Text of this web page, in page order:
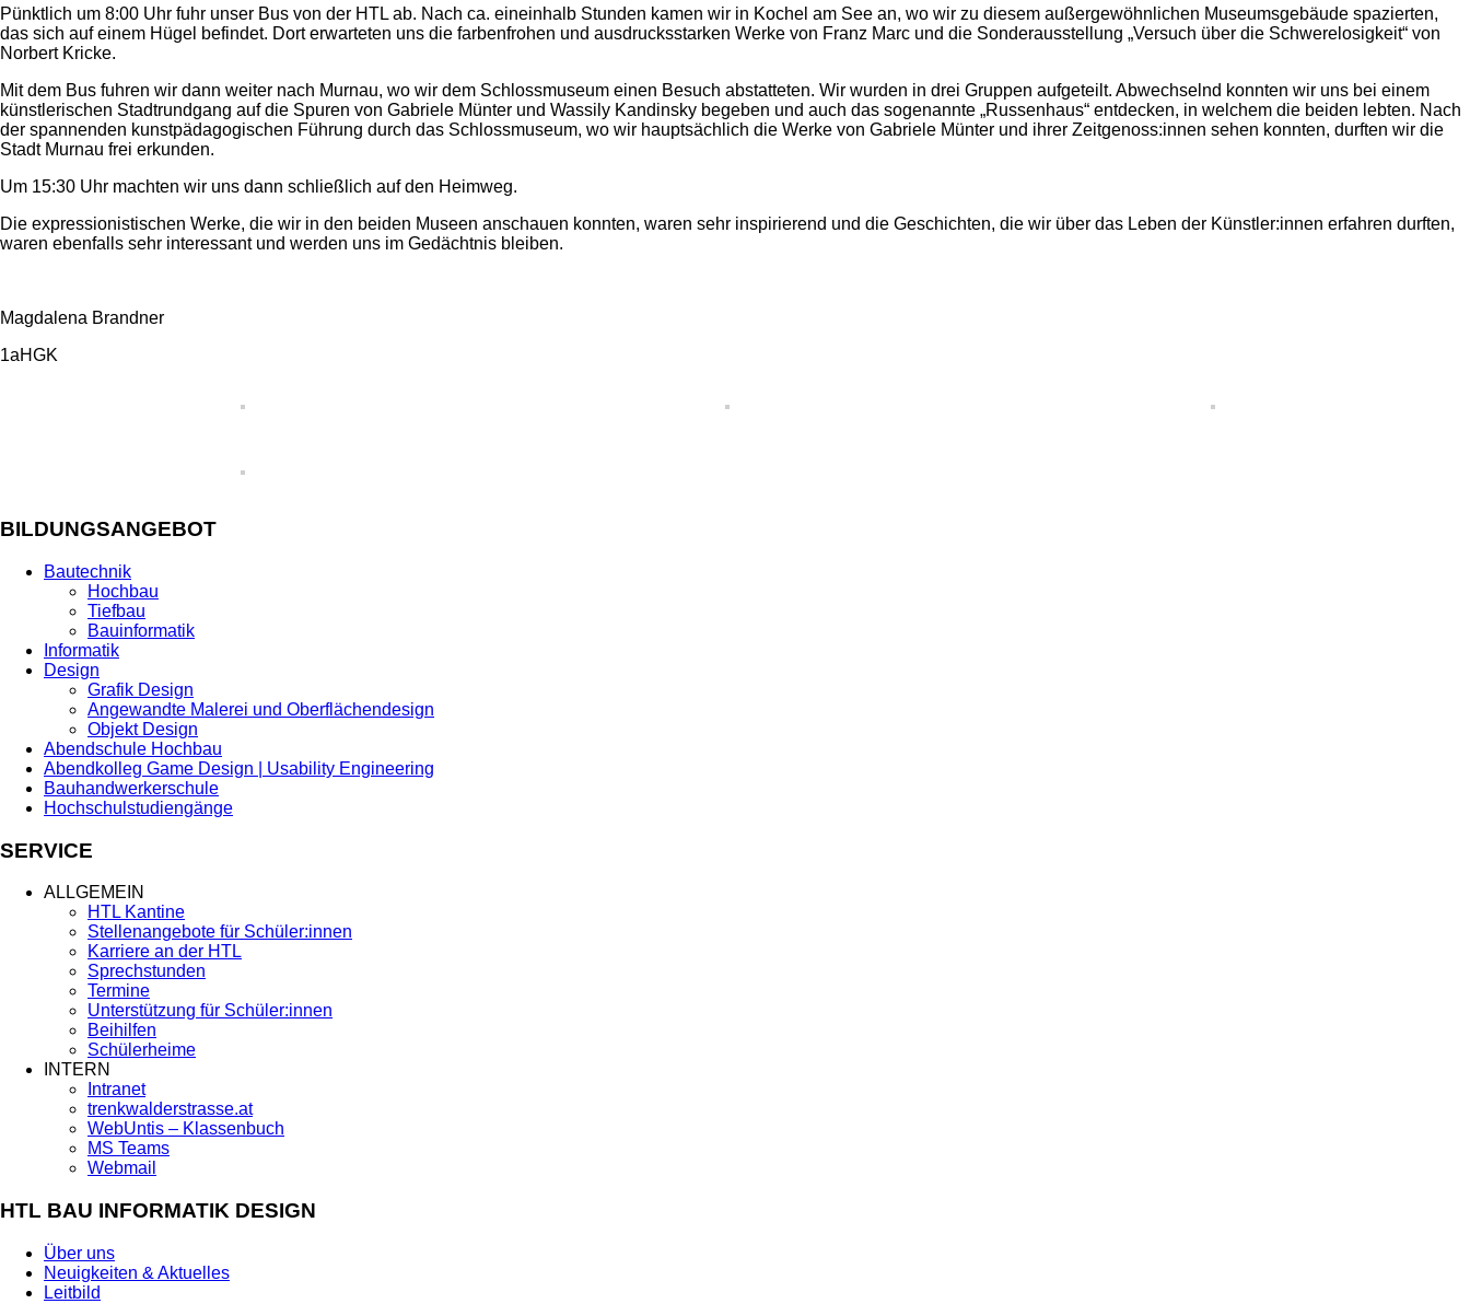
Pünktlich um 8:00 Uhr fuhr unser Bus von der HTL ab. Nach ca. eineinhalb Stunden kamen wir in Kochel am See an, wo wir zu diesem außergewöhnlichen Museumsgebäude spazierten,
das sich auf einem Hügel befindet. Dort erwarteten uns die farbenfrohen und ausdrucksstarken Werke von Franz Marc und die Sonderausstellung „Versuch über die Schwerelosigkeit“ von
Norbert Kricke.
Mit dem Bus fuhren wir dann weiter nach Murnau, wo wir dem Schlossmuseum einen Besuch abstatteten. Wir wurden in drei Gruppen aufgeteilt. Abwechselnd konnten wir uns bei einem
künstlerischen Stadtrundgang auf die Spuren von Gabriele Münter und Wassily Kandinsky begeben und auch das sogenannte „Russenhaus“ entdecken, in welchem die beiden lebten. Nach
der spannenden kunstpädagogischen Führung durch das Schlossmuseum, wo wir hauptsächlich die Werke von Gabriele Münter und ihrer Zeitgenoss:innen sehen konnten, durften wir die
Stadt Murnau frei erkunden.
Um 15:30 Uhr machten wir uns dann schließlich auf den Heimweg.
Die expressionistischen Werke, die wir in den beiden Museen anschauen konnten, waren sehr inspirierend und die Geschichten, die wir über das Leben der Künstler:innen erfahren durften,
waren ebenfalls sehr interessant und werden uns im Gedächtnis bleiben.
Magdalena Brandner
1aHGK
BILDUNGSANGEBOT
Bautechnik
Hochbau
Tiefbau
Bauinformatik
Informatik
Design
Grafik Design
Angewandte Malerei und Oberflächendesign
Objekt Design
Abendschule Hochbau
Abendkolleg Game Design | Usability Engineering
Bauhandwerkerschule
Hochschulstudiengänge
SERVICE
ALLGEMEIN
HTL Kantine
Stellenangebote für Schüler:innen
Karriere an der HTL
Sprechstunden
Termine
Unterstützung für Schüler:innen
Beihilfen
Schülerheime
INTERN
Intranet
trenkwalderstrasse.at
WebUntis – Klassenbuch
MS Teams
Webmail
HTL BAU INFORMATIK DESIGN
Über uns
Neuigkeiten & Aktuelles
Leitbild